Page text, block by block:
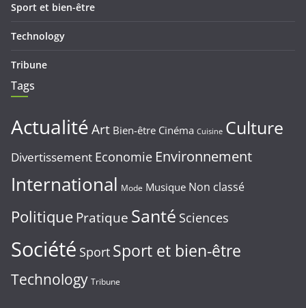
Sport et bien-être
Technology
Tribune
Tags
ActualitéArt Bien-être Cinéma Cuisine Culture
Divertissement Economie Environnement
International Mode Musique Non classé
Politique Pratique Santé Sciences
Société Sport Sport et bien-être
Technology Tribune